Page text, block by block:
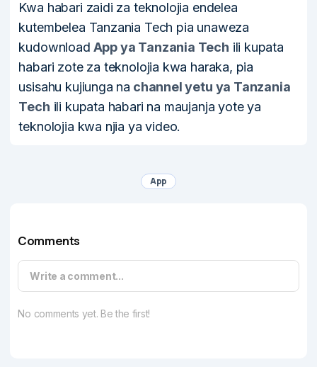
Kwa habari zaidi za teknolojia endelea
kutembelea Tanzania Tech pia unaweza
kudownload App ya Tanzania Tech ili kupata
habari zote za teknolojia kwa haraka, pia
usisahu kujiunga na channel yetu ya Tanzania
Tech ili kupata habari na maujanja yote ya
teknolojia kwa njia ya video.
App
Comments
Write a comment...
No comments yet. Be the first!